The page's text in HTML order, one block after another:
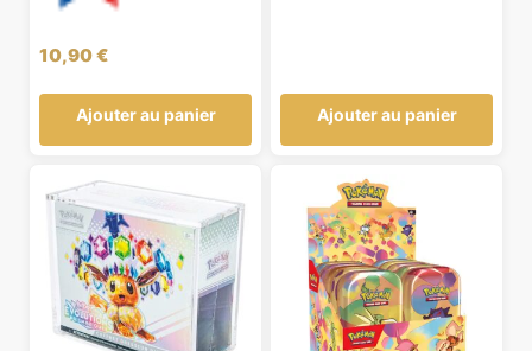
10,90€
Ajouter au panier Ajouter au panier